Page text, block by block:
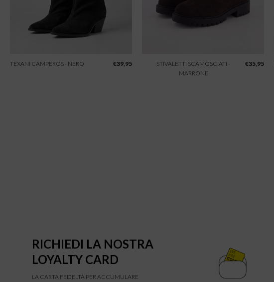
TEXANI CAMPEROS - NERO €39,95
STIVALETTI SCAMOSCIATI -
MARRONE
€35,95
RICHIEDI LA NOSTRA
LOYALTY CARD
LA CARTA FEDELTÀ PER ACCUMULARE